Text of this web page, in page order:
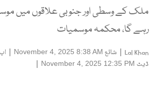
ملک کے وسطی اور جنوبی علاقوں میں
رہے گا، محکمہ موسمیات
Lal Khan
| شائع November 4, 2025 8:38 AM
| اپ
ڈیٹ November 4, 2025 12:35 PM
|